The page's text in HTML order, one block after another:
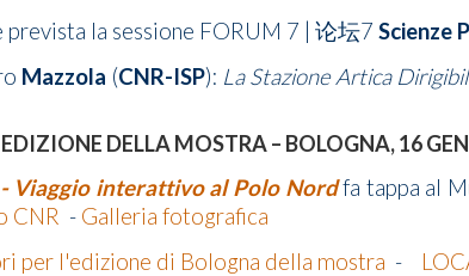
prevista la sessione FORUM 7 | 论坛7 Scienze
Mazzola (CNR-ISP): La Stazione Artica
DELLA MOSTRA – BOLOGNA, 16
Viaggio interattivo al Polo Nordfa tappa al
CNR - Galleria fotografica
per l'edizione di Bologna della mostra -